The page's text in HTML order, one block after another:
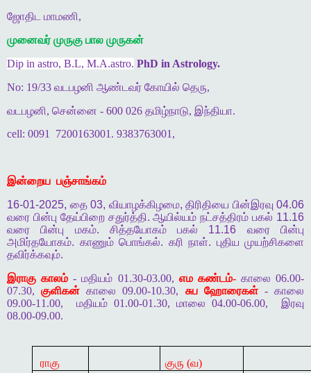
ஜோதிட மாமணி,
முனைவர் முருகு பால முருகன்
Dip in astro, B.L, M.A.astro. PhD in Astrology.
No: 19/33 வடபழனி ஆண்டவர் கோயில் தெரு,
வடபழனி, சென்னை - 600 026 தமிழ்நாடு, இந்தியா.
cell: 0091 7200163001. 9383763001,
இன்றைய பஞ்சாங்கம்
16-01-2025, தை03, வியாழக்கிழமை, திரிதியை பின்இரவு 04.06
வரை பின்பு தேய்பிறை சதுர்த்தி.ஆயில்யம் நட்சத்திரம் பகல் 11.16
வரை
பின்பு மகம். சித்தயோகம் பகல் 11.16 வரை
பின்பு
அமிர்தயோகம். காணும் பொங்கல். கரி நாள். புதிய முயற்சிகளை
தவிர்க்கவும்.
இராகு காலம் - மதியம் 01.30-03.00, எம கண்டம்-காலை 06.00-
07.30,குளிகன் காலை 09.00-10.30, சுப ஹோரைகள்- காலை
09.00-11.00,
மதியம் 01.00-01.30, மாலை 04.00-06.00,
இரவு
08.00-09.00.
ராகு குரு (வ)